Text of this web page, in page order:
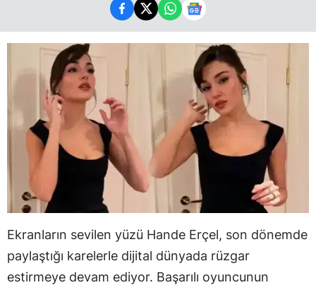
Ekranların sevilen yüzü Hande Erçel, son dönemde
paylaştığı karelerle dijital dünyada rüzgar
estirmeye devam ediyor. Başarılı oyuncunun